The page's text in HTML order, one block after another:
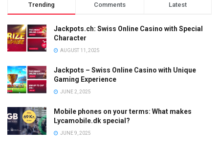
Trending Comments Latest
Jackpots.ch: Swiss Online Casino with Special
Character
AUGUST 11, 2025
Jackpots – Swiss Online Casino with Unique
Gaming Experience
JUNE 2, 2025
Mobile phones on your terms: What makes
Lycamobile.dk special?
JUNE 9, 2025